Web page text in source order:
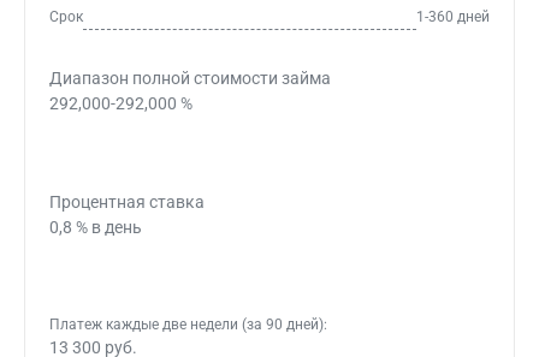
Срок 1-360 дней
Диапазон полной стоимости займа
292,000-292,000 %
Процентная ставка
0,8 % в день
Платеж каждые две недели (за 90 дней):
13 300 руб.